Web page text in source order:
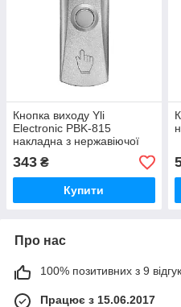
Кнопка виходу Yli
Electronic PBK-815
накладна з нержавіючої
сталі
343 ₴
Купити
Про нас
100% позитивних з 9
Працює з 15.06.2017